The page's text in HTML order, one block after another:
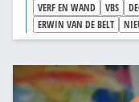
VERF EN WAND VBS
ERWIN VAN DE BELT